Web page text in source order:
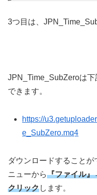
3つ目は、
JPN_Time_SubZeroは
できます。
https://
e_SubZero.mq4
ダウンロードすることが
ニューから『ファイル
クリックします。